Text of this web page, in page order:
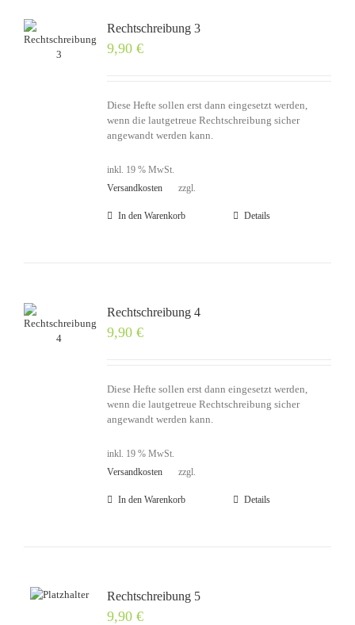
Rechtschreibung 3
9,90 €
Diese Hefte sollen erst dann eingesetzt werden,
wenn die lautgetreue Rechtschreibung sicher
angewandt werden kann.
inkl. 19 % MwSt.
zzgl.
Versandkosten
In den Warenkorb Details
Rechtschreibung 4
9,90 €
Diese Hefte sollen erst dann eingesetzt werden,
wenn die lautgetreue Rechtschreibung sicher
angewandt werden kann.
inkl. 19 % MwSt.
zzgl.
Versandkosten
In den Warenkorb Details
Rechtschreibung 5
9,90 €